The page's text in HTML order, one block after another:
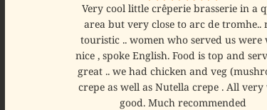
Very cool little crêperie brasserie in a
area but very close to arc de tromhe..
touristic .. women who served us were
nice , spoke English. Food is top and
great .. we had chicken and veg
crepe as well as Nutella crepe . All
good. Much recommended